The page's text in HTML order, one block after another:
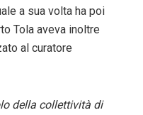
a sua volta ha poi
Tola aveva inoltre
al curatore
della collettività di